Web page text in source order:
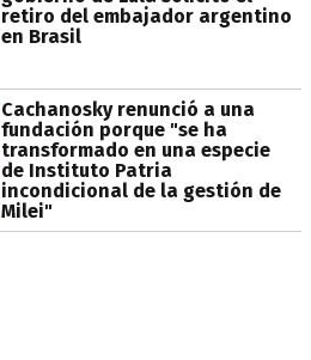
retiro del embajador argentino
en Brasil
Cachanosky renunció a una
fundación porque "se ha
transformado en una especie
de Instituto Patria
incondicional de la gestión de
Milei"